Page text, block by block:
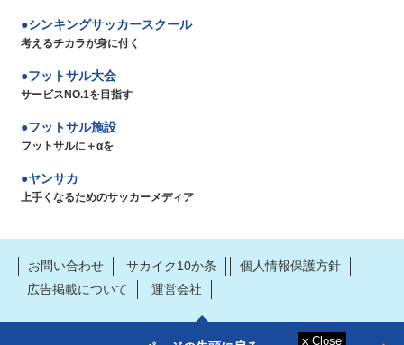
シンキングサッカースクール
考えるチカラが身に付く
フットサル大会
サービスNO.1を目指す
フットサル施設
フットサルに＋αを
ヤンサカ
上手くなるためのサッカーメディア
お問い合わせ サカイク10か条
個人情報保護方針
広告掲載について
運営会社